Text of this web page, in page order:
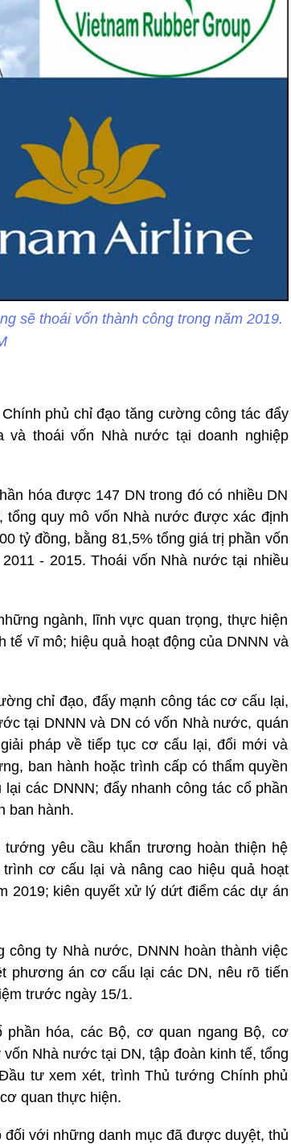
sẽ thoái vốn thành công trong năm 2019.
phủ chỉ đạo tăng cường công tác đẩy
thoái vốn Nhà nước tại doanh nghiệp
hóa được 147 DN trong đó có nhiều DN
quy mô vốn Nhà nước được xác định
tỷ đồng, bằng 81,5% tổng giá trị phần vốn
- 2015. Thoái vốn Nhà nước tại nhiều
ngành, lĩnh vực quan trọng, thực hiện
tế vĩ mô; hiệu quả hoạt động của DNNN và
chỉ đạo, đẩy mạnh công tác cơ cấu lại,
tại DNNN và DN có vốn Nhà nước, quán
pháp về tiếp tục cơ cấu lại, đổi mới và
ban hành hoặc trình cấp có thẩm quyền
các DNNN; đẩy nhanh công tác cổ phần
ban hành.
yêu cầu khẩn trương hoàn thiện hệ
cơ cấu lại và nâng cao hiệu quả hoạt
2019; kiên quyết xử lý dứt điểm các dự án
công ty Nhà nước, DNNN hoàn thành việc
phương án cơ cấu lại các DN, nêu rõ tiến
trước ngày 15/1.
hóa, các Bộ, cơ quan ngang Bộ, cơ
Nhà nước tại DN, tập đoàn kinh tế, tổng
tư xem xét, trình Thủ tướng Chính phủ
quan thực hiện.
với những danh mục đã được duyệt, thủ